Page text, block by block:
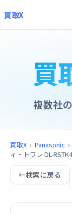
買取X
買
複数社
買取X › Panasonic ›
ィ・トワレ DL-
←検索に戻る